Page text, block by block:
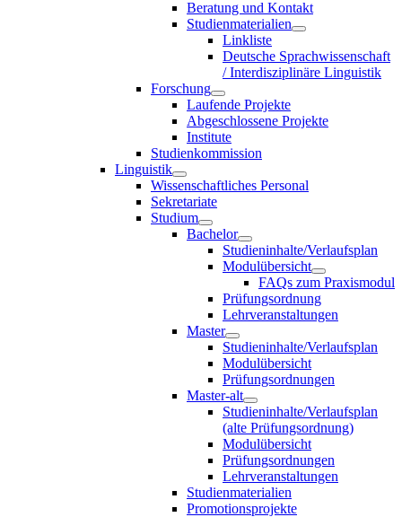
Beratung und Kontakt
Studienmaterialien
Linkliste
Deutsche Sprachwissenschaft
/ Interdisziplinäre Linguistik
Forschung
Laufende Projekte
Abgeschlossene Projekte
Institute
Studienkommission
Linguistik
Wissenschaftliches Personal
Sekretariate
Studium
Bachelor
Studieninhalte/Verlaufsplan
Modulübersicht
FAQs zum Praxismodul
Prüfungsordnung
Lehrveranstaltungen
Master
Studieninhalte/Verlaufsplan
Modulübersicht
Prüfungsordnungen
Master-alt
Studieninhalte/Verlaufsplan
(alte Prüfungsordnung)
Modulübersicht
Prüfungsordnungen
Lehrveranstaltungen
Studienmaterialien
Promotionsprojekte